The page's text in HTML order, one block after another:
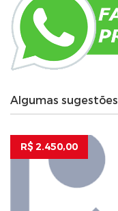
Algumas sugestões
R$ 2.450,00